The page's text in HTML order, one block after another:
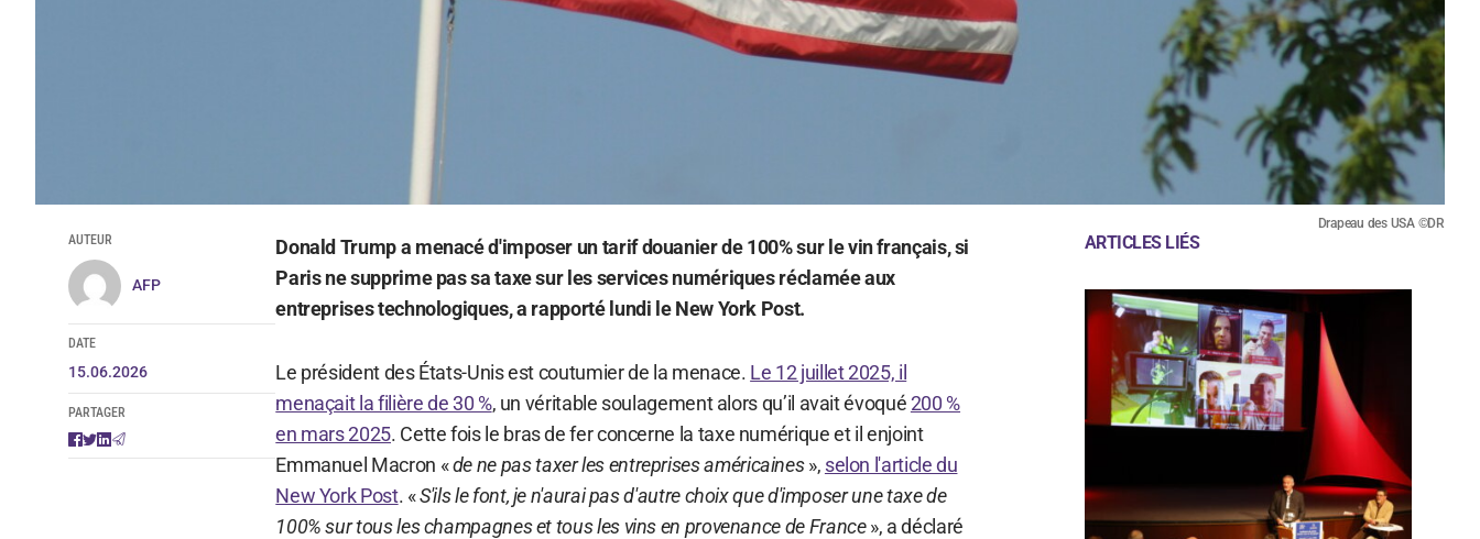
Drapeau des USA ©DR
AUTEUR
AFP
DATE
15.06.2026
PARTAGER
Donald Trump a menacé d'imposer un tarif douanier de 100% sur le vin français, si
Paris ne supprime pas sa taxe sur les services numériques réclamée aux
entreprises technologiques, a rapporté lundi le New York Post.
Le président des États-Unis est coutumier de la menace. Le 12 juillet 2025, il
menaçait la filière de 30 %, un véritable soulagement alors qu’il avait évoqué200 %
en mars 2025. Cette fois le bras de fer concerne la taxe numérique et il enjoint
Emmanuel Macron «de ne pas taxer les entreprises américaines», selon l'article du
New York Post. «S'ils le font, je n'aurai pas d'autre choix que d'imposer une taxe de
100% sur tous les champagnes et tous les vins en provenance de France», a déclaré
ARTICLES LIÉS